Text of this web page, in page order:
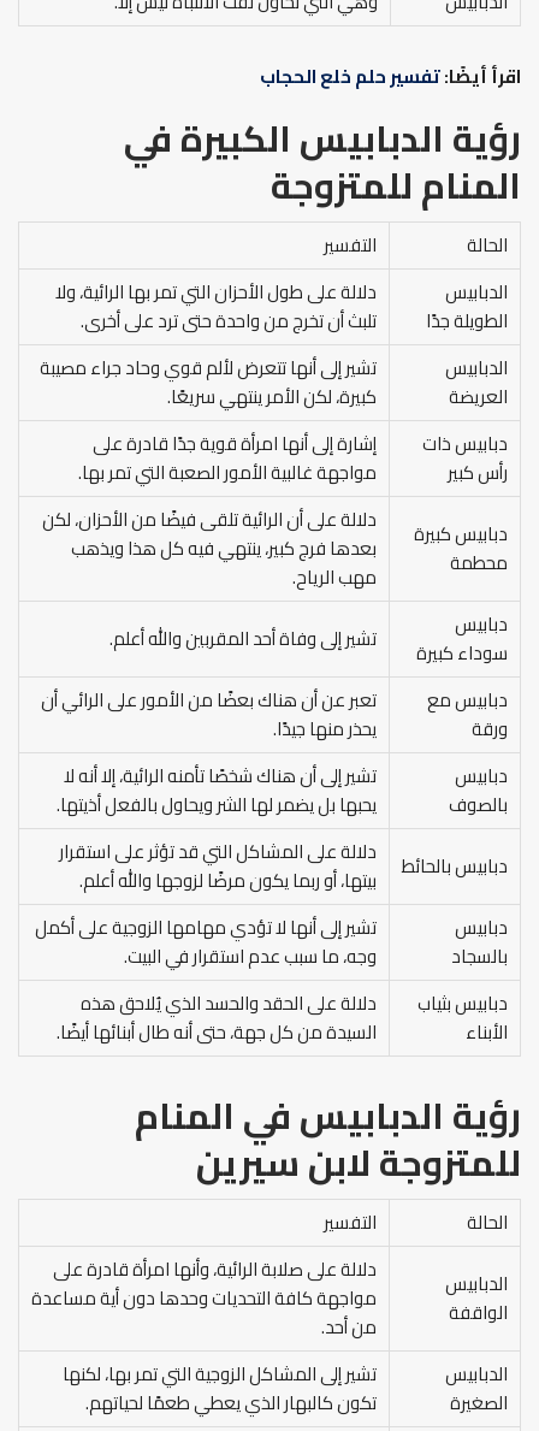
اقرأ أيضًا:تفسير حلم خلع الحجاب
رؤية الدبابيس الكبيرة في
المنام للمتزوجة
الحالة
التفسير
الدبابيس
الطويلة جدًا
دلالة على طول الأحزان التي تمر بها الرائية، ولا
تلبث أن تخرج من واحدة حتى ترد على أخرى.
الدبابيس
العريضة
تشير إلى أنها تتعرض لألم قوي وحاد جراء مصيبة
كبيرة، لكن الأمر ينتهي سريعًا.
دبابيس ذات
رأس كبير
إشارة إلى أنها امرأة قوية جدًا قادرة على
مواجهة غالبية الأمور الصعبة التي تمر بها.
دبابيس كبيرة
محطمة
دلالة على أن الرائية تلقى فيضًا من الأحزان، لكن
بعدها فرج كبير، ينتهي فيه كل هذا ويذهب
مهب الرياح.
دبابيس
سوداء كبيرة
تشير إلى وفاة أحد المقربين والله أعلم.
دبابيس مع
ورقة
تعبر عن أن هناك بعضًا من الأمور على الرائي أن
يحذر منها جيدًا.
دبابيس
بالصوف
تشير إلى أن هناك شخصًا تأمنه الرائية، إلا أنه لا
يحبها بل يضمر لها الشر ويحاول بالفعل أذيتها.
دبابيس بالحائط
دلالة على المشاكل التي قد تؤثر على استقرار
بيتها، أو ربما يكون مرضًا لزوجها والله أعلم.
دبابيس
بالسجاد
تشير إلى أنها لا تؤدي مهامها الزوجية على أكمل
وجه، ما سبب عدم استقرار في البيت.
دبابيس بثياب
الأبناء
دلالة على الحقد والحسد الذي يُلاحق هذه
السيدة من كل جهة، حتى أنه طال أبنائها أيضًا.
رؤية الدبابيس في المنام
للمتزوجةلابن سيرين
الحالة
التفسير
الدبابيس
الواقفة
دلالة على صلابة الرائية، وأنها امرأة قادرة على
مواجهة كافة التحديات وحدها دون أية مساعدة
من أحد.
الدبابيس
الصغيرة
تشير إلى المشاكل الزوجية التي تمر بها، لكنها
تكون كالبهار الذي يعطي طعمًا لحياتهم.